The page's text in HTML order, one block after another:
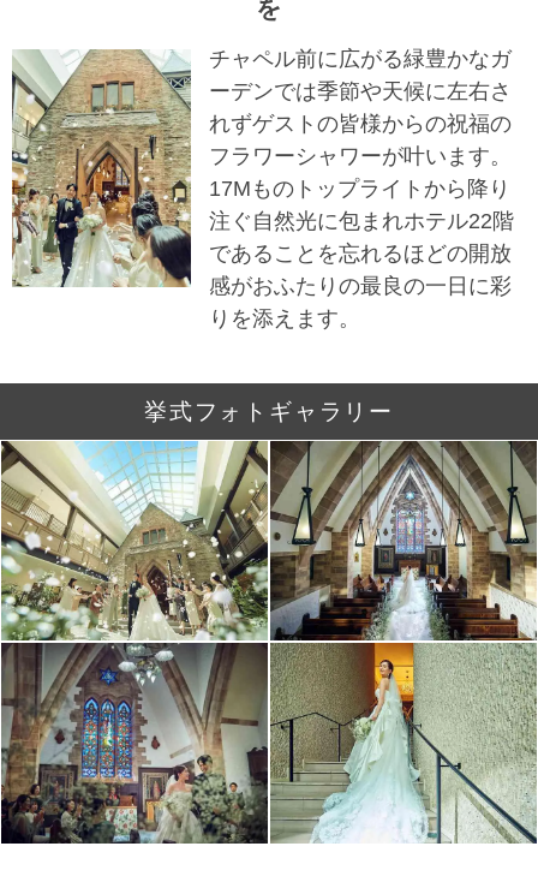
を
チャペル前に広がる緑豊かなガ
ーデンでは季節や天候に左右さ
れずゲストの皆様からの祝福の
フラワーシャワーが叶います。
17Mものトップライトから降り
注ぐ自然光に包まれホテル22階
であることを忘れるほどの開放
感がおふたりの最良の一日に彩
りを添えます。
挙式フォトギャラリー